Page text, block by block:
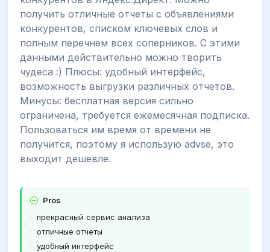
получить отличные отчеты с объявлениями
конкурентов, списком ключевых слов и
полным перечнем всех соперников. С этими
данными действительно можно творить
чудеса :) Плюсы: удобный интерфейс,
возможность выгрузки различных отчетов.
Минусы: бесплатная версия сильно
ограничена, требуется ежемесячная подписка.
Пользоваться им время от времени не
получится, поэтому я использую advse, это
выходит дешевле.
Pros
прекрасный сервис анализа
отличные отчеты
удобный интерфейс